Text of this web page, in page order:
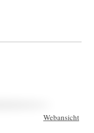
Webansicht